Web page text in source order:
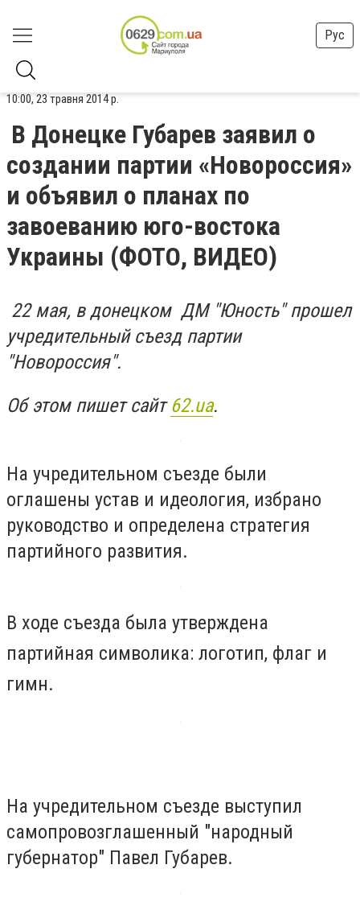
Рус
10:00, 23 травня 2014 р.
В Донецке Губарев заявил о
создании партии «Новороссия»
и объявил о планах по
завоеванию юго-востока
Украины (ФОТО, ВИДЕО)
22 мая, в донецком ДМ "Юность" прошел
учредительный съезд партии
"Новороссия".
Об этом пишет сайт62.ua.
На учредительном съезде были
оглашены устав и идеология, избрано
руководство и определена стратегия
партийного развития.
В ходе съезда была утверждена
партийная символика: логотип, флаг и
гимн.
На учредительном съезде выступил
самопровозглашенный "народный
губернатор" Павел Губарев.